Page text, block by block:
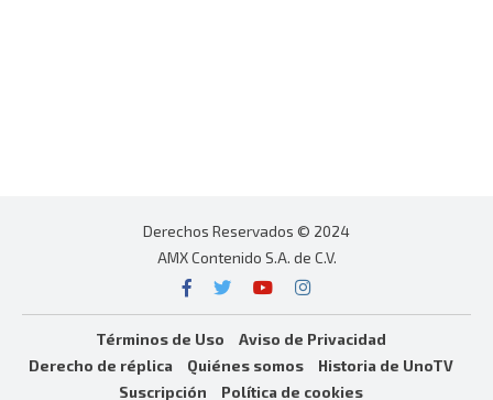
Derechos Reservados © 2024
AMX Contenido S.A. de C.V.
Términos de Uso
Aviso de Privacidad
Derecho de réplica
Quiénes somos
Historia de UnoTV
Suscripción
Política de cookies